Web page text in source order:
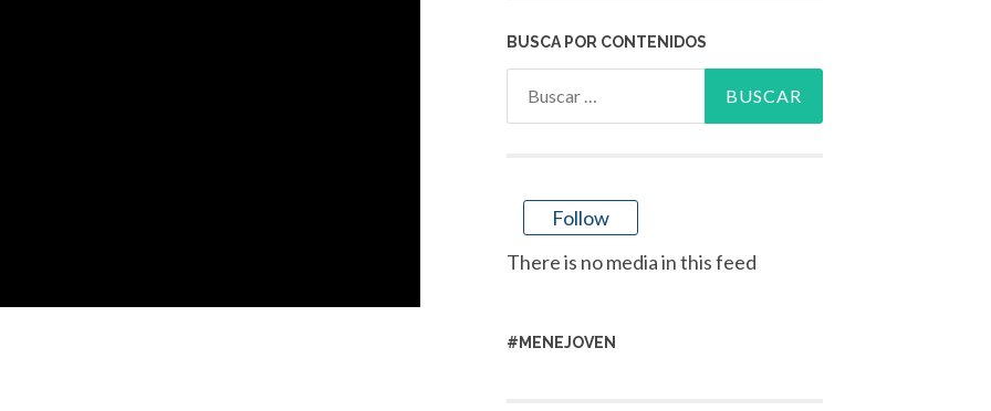
BUSCA POR CONTENIDOS
Follow
There is no media in this feed
#MENEJOVEN